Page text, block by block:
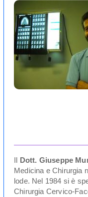
Dott. Giuseppe
Medicina e Chirurgia
lode. Nel 1984 si è
Chirurgia Cervico-